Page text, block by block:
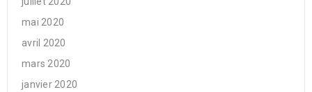
mai 2020
avril 2020
mars 2020
janvier 2020